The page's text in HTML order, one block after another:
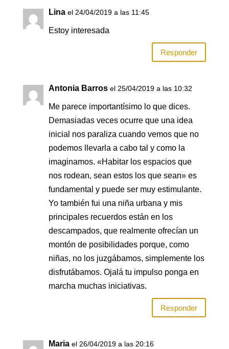
Lina el 24/04/2019 a las 11:45
Estoy interesada
Responder
Antonia Barros el 25/04/2019 a las 10:32
Me parece importantísimo lo que dices.
Demasiadas veces ocurre que una idea
inicial nos paraliza cuando vemos que no
podemos llevarla a cabo tal y como la
imaginamos. «Habitar los espacios que
nos rodean, sean estos los que sean» es
fundamental y puede ser muy estimulante.
Yo también fui una niña urbana y mis
principales recuerdos están en los
descampados, que realmente ofrecían un
montón de posibilidades porque, como
niñas, no los juzgábamos, simplemente los
disfrutábamos. Ojalá tu impulso ponga en
marcha muchas iniciativas.
Responder
Maria el 26/04/2019 a las 20:16